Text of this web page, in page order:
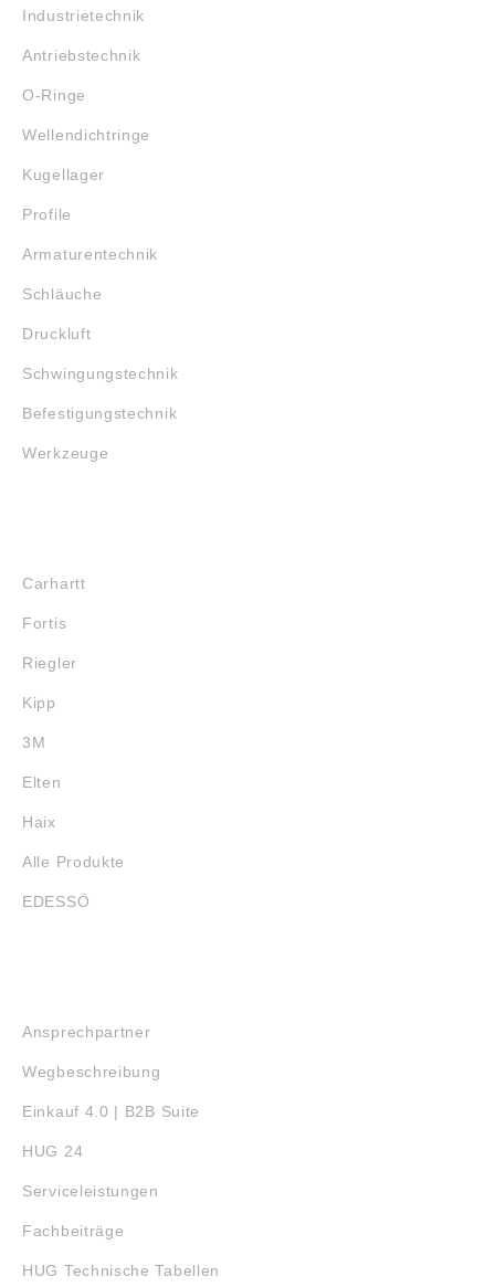
Industrietechnik
Antriebstechnik
O-Ringe
Wellendichtringe
Kugellager
Profile
Armaturentechnik
Schläuche
Druckluft
Schwingungstechnik
Befestigungstechnik
Werkzeuge
Carhartt
Fortis
Riegler
Kipp
3M
Elten
Haix
Alle Produkte
EDESSÖ
Ansprechpartner
Wegbeschreibung
Einkauf 4.0 | B2B Suite
HUG 24
Serviceleistungen
Fachbeiträge
HUG Technische Tabellen